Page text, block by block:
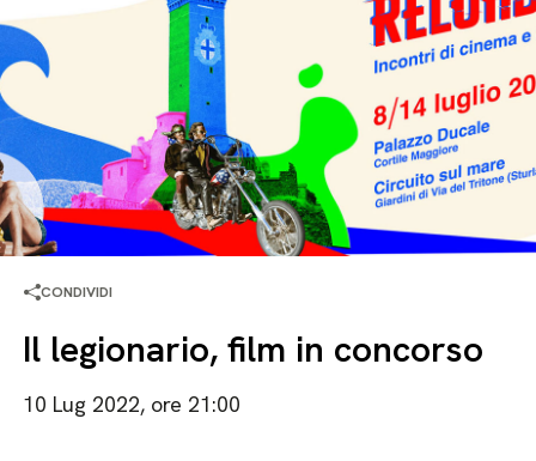
CONDIVIDI
Il legionario, film in concorso
10 Lug 2022, ore 21:00